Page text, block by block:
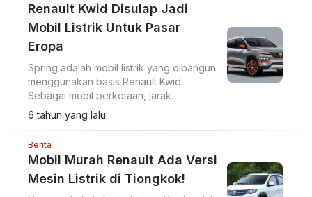
Renault Kwid Disulap Jadi
Mobil Listrik Untuk Pasar
Eropa
Spring adalah mobil listrik yang dibangun
menggunakan basis Renault Kwid.
Sebagai mobil perkotaan, jarak
tempuhnya mencapai 200 km saja.
6 tahun yang lalu
Berita
Mobil Murah Renault Ada Versi
Mesin Listrik di Tiongkok!